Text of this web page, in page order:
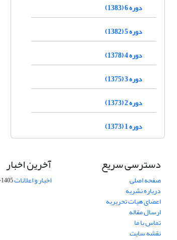
دوره 6 (1383)
دوره 5 (1382)
دوره 4 (1378)
دوره 3 (1375)
دوره 2 (1373)
دوره 1 (1373)
دسترسی سریع
صفحه اصلی
درباره نشریه
اعضای هیات تحریریه
ارسال مقاله
تماس با ما
نقشه سایت
آخرین اخبار
اخبار و اعلانات1405-03-30